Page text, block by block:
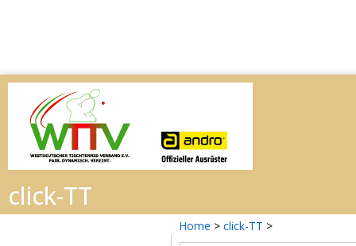
Home > click-TT >